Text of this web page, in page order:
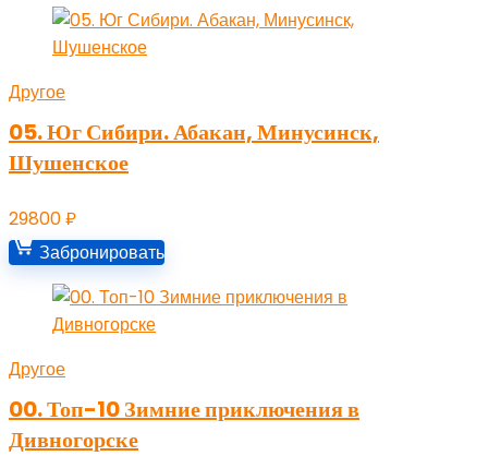
Другое
05. Юг Сибири. Абакан, Минусинск,
Шушенское
29800₽
Забронировать
Другое
00. Топ-10 Зимние приключения в
Дивногорске